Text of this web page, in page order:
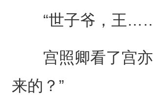
“世子爷，王……
宫照卿看了宫亦
来的？”